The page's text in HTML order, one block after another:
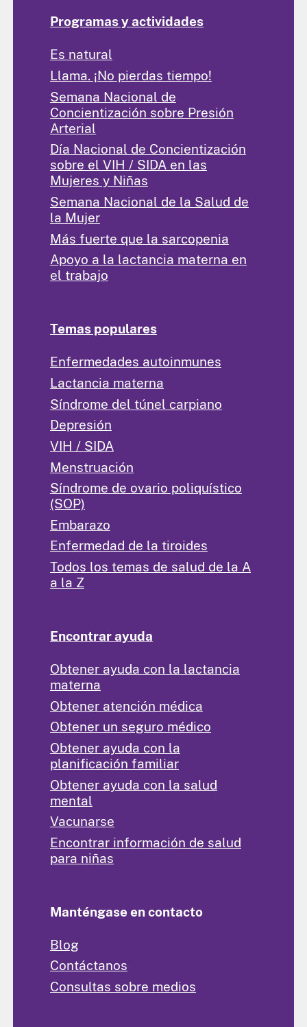
Programas y actividades
Es natural
Llama. ¡No pierdas tiempo!
Semana Nacional de
Concientización sobre Presión
Arterial
Día Nacional de Concientización
sobre el VIH / SIDA en las
Mujeres y Niñas
Semana Nacional de la Salud de
la Mujer
Más fuerte que la sarcopenia
Apoyo a la lactancia materna en
el trabajo
Temas populares
Enfermedades autoinmunes
Lactancia materna
Síndrome del túnel carpiano
Depresión
VIH / SIDA
Menstruación
Síndrome de ovario poliquístico
(SOP)
Embarazo
Enfermedad de la tiroides
Todos los temas de salud de la A
a la Z
Encontrar ayuda
Obtener ayuda con la lactancia
materna
Obtener atención médica
Obtener un seguro médico
Obtener ayuda con la
planificación familiar
Obtener ayuda con la salud
mental
Vacunarse
Encontrar información de salud
para niñas
Manténgase en contacto
Blog
Contáctanos
Consultas sobre medios